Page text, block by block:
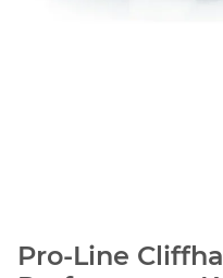
Pro-Line